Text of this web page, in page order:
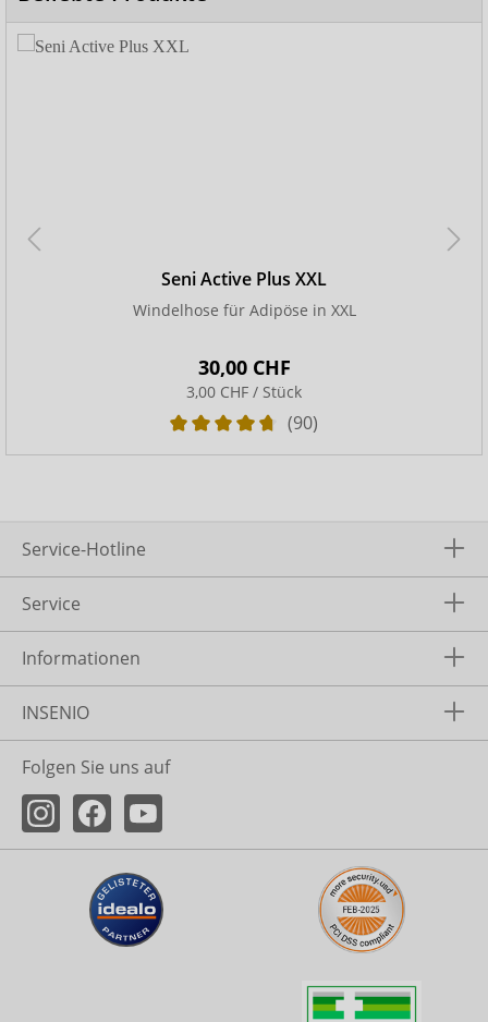
Seni Active Plus XXL
Windelhose für Adipöse in XXL
30,00 CHF
3,00 CHF / Stück
(90)
Service-Hotline
Service
Informationen
INSENIO
Folgen Sie uns auf